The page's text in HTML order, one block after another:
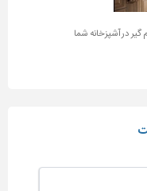
در آشپزخانه شما